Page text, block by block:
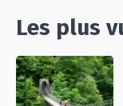
Les plus